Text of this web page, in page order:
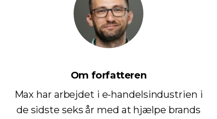
Om forfatteren
Max har arbejdet i e-handelsindustrien i
de sidste seks år med at hjælpe brands